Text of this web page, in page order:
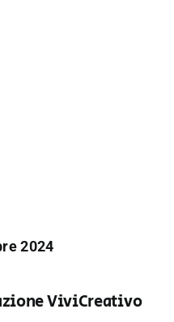
2024
ViviCreativo